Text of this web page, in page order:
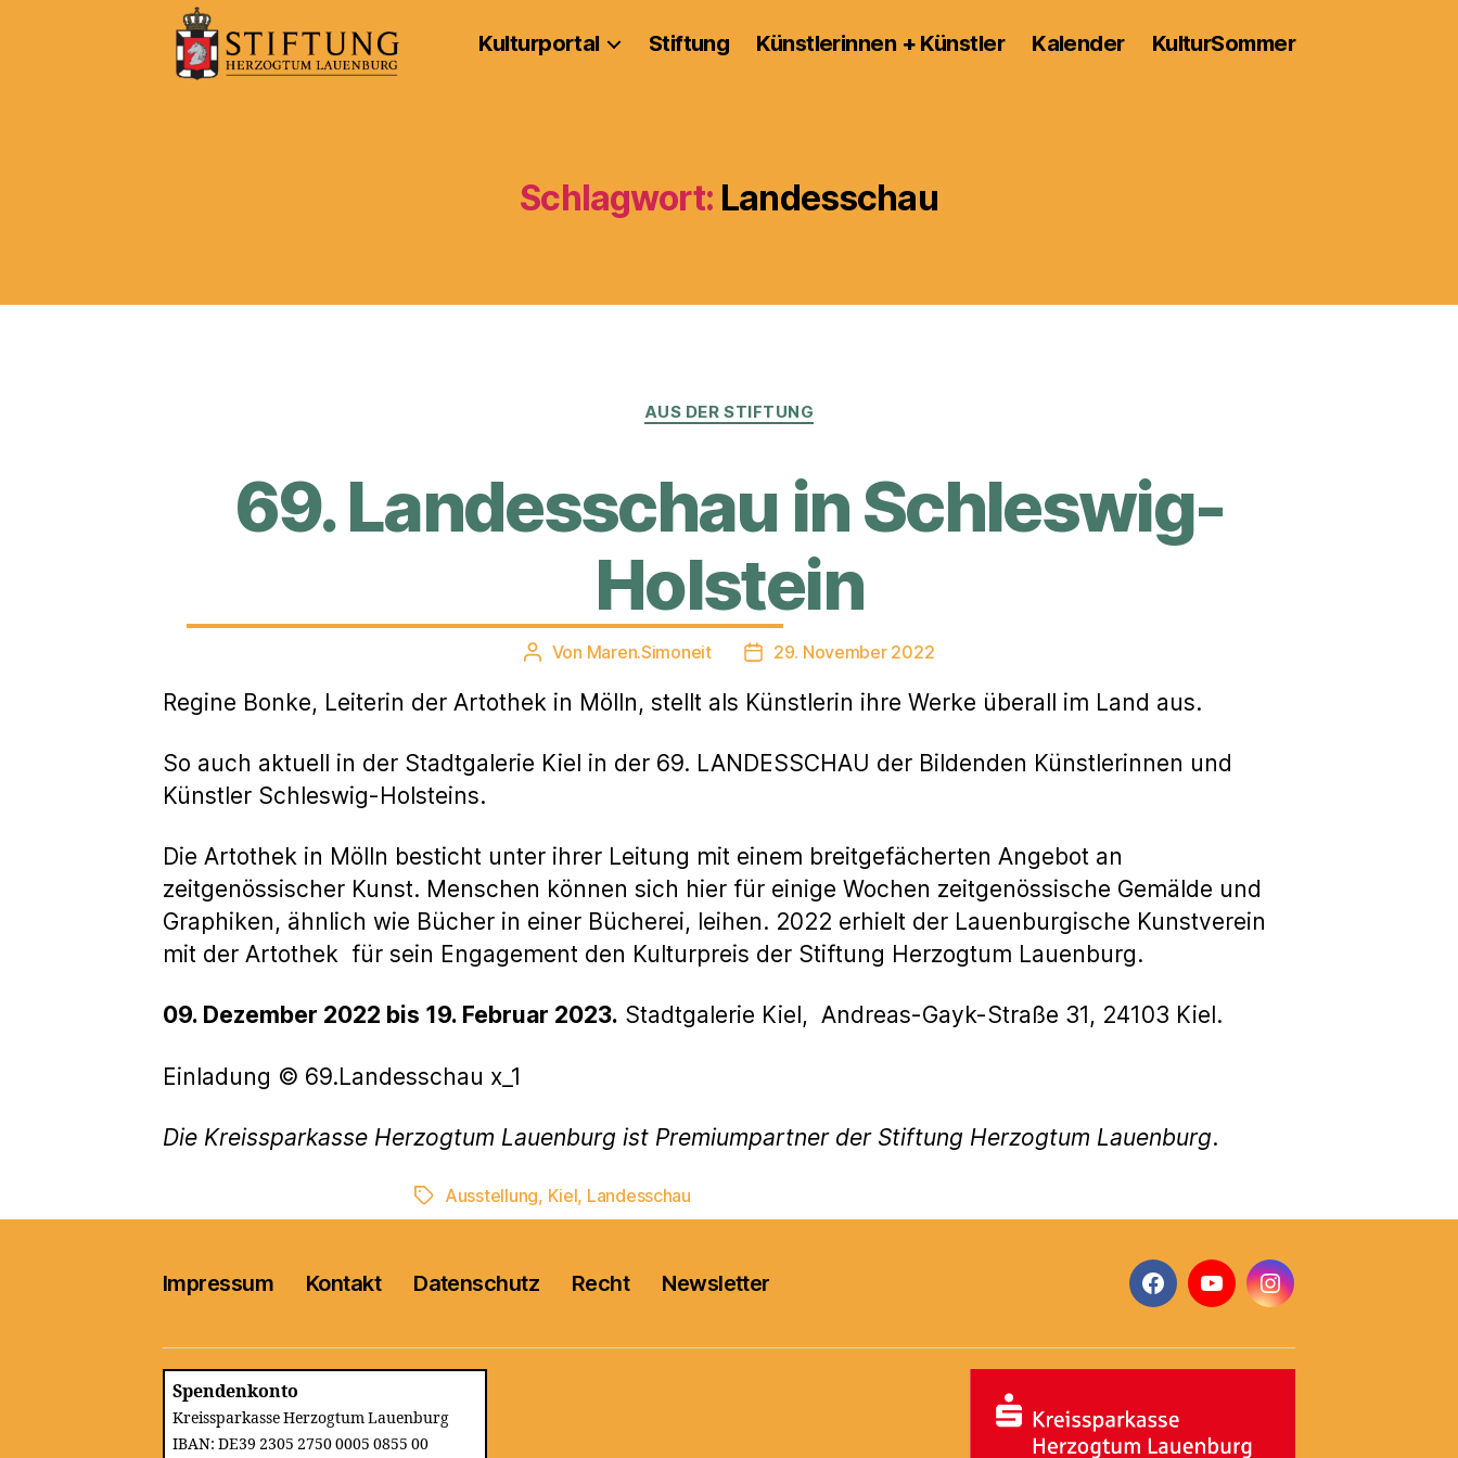
Kulturportal Stiftung Künstlerinnen + Künstler Kalender KulturSommer
Schlagwort: Landesschau
Kategorien
AUS DER STIFTUNG
69. Landesschau in Schleswig-
Holstein
Beitragsautor
Von Maren.Simoneit Veröffentlichungsdatum
29. November 2022
Regine Bonke, Leiterin der Artothek in Mölln, stellt als Künstlerin ihre Werke überall im Land aus.
So auch aktuell in der Stadtgalerie Kiel in der 69. LANDESSCHAU der Bildenden Künstlerinnen und
Künstler Schleswig-Holsteins.
Die Artothek in Mölln besticht unter ihrer Leitung mit einem breitgefächerten Angebot an
zeitgenössischer Kunst. Menschen können sich hier für einige Wochen zeitgenössische Gemälde und
Graphiken, ähnlich wie Bücher in einer Bücherei, leihen. 2022 erhielt der Lauenburgische Kunstverein
mit der Artothek für sein Engagement den Kulturpreis der Stiftung Herzogtum Lauenburg.
09. Dezember 2022 bis 19. Februar 2023. Stadtgalerie Kiel, Andreas-Gayk-Straße 31, 24103 Kiel.
Einladung © 69.Landesschau x_1
Die Kreissparkasse Herzogtum Lauenburg ist Premiumpartner der Stiftung Herzogtum Lauenburg.
Schlagwörter
Ausstellung, Kiel, Landesschau
Impressum Kontakt Datenschutz Recht Newsletter
FacebookYouTubeInstagram
Spendenkonto
Kreissparkasse Herzogtum Lauenburg
IBAN: DE39 2305 2750 0005 0855 00